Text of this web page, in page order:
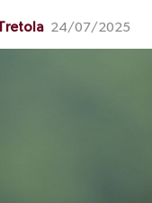
24/07/2025